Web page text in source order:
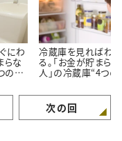
にわ
らな
の特
冷蔵庫を見ればわか
る。「お金が貯まら
人」の冷蔵庫“4つの
次の回